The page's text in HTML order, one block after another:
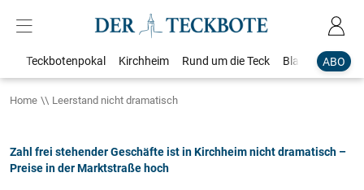
ABO
Teckbotenpokal Kirchheim Rund um die Teck Blaulicht
Home Leerstand nicht dramatisch
Zahl frei stehender Geschäfte ist in Kirchheim nicht dramatisch –
Preise in der Marktstraße hoch